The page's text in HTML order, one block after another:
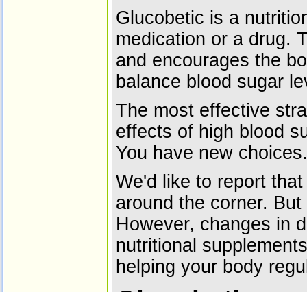
Glucobetic is a
medication or a drug.
and encourages the
balance blood sugar
The most effective
effects of high blood
You have new
We'd like to report
around the corner.
However, changes in
nutritional
helping your body